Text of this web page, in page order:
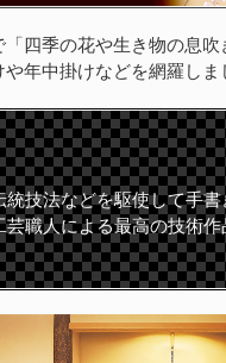
四季の花や生き物の息吹
年中掛けなどを網羅しま
統技法などを駆使して手
芸職人による最高の技術